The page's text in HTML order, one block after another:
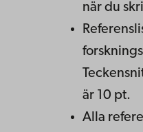
när du
är 10 pt.
Alla